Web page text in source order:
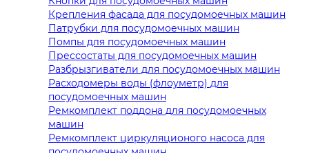
Крепления фасада для посудомоечных машин
Патрубки для посудомоечных машин
Помпы для посудомоечных машин
Прессостаты для посудомоечных машин
Разбрызгиватели для посудомоечных машин
Расходомеры воды (флоуметр) для
посудомоечных машин
Ремкомплект поддона для посудомоечных
машин
Ремкомплект циркуляционого насоса для